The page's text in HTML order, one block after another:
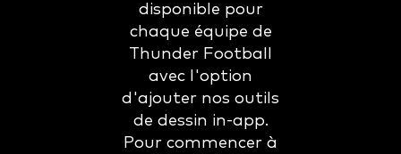
disponible pour
chaque équipe de
Thunder Football
avec l'option
d'ajouter nos outils
de dessin in-app.
Pour commencer à